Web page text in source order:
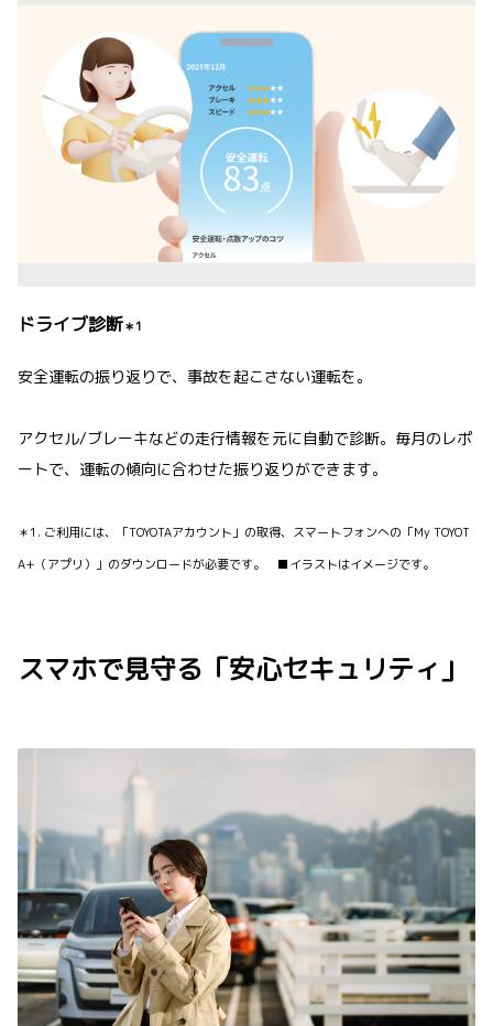
ドライブ診断＊1
安全運転の振り返りで、事故を起こさない運転を。
アクセル/ブレーキなどの走行情報を元に自動で診断。毎月のレポ
ートで、運転の傾向に合わせた振り返りができます。
＊1. ご利用には、「TOYOTAアカウント」の取得、スマートフォンへの「My TOYOT
A+（アプリ）」のダウンロードが必要です。 ■イラストはイメージです。
スマホで見守る「安心セキュリティ」